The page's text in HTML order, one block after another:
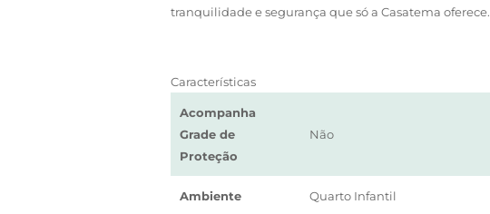
tranquilidade e segurança que só a Casatema oferece.
Características
Acompanha
Grade de
Proteção
Não
Ambiente Quarto Infantil